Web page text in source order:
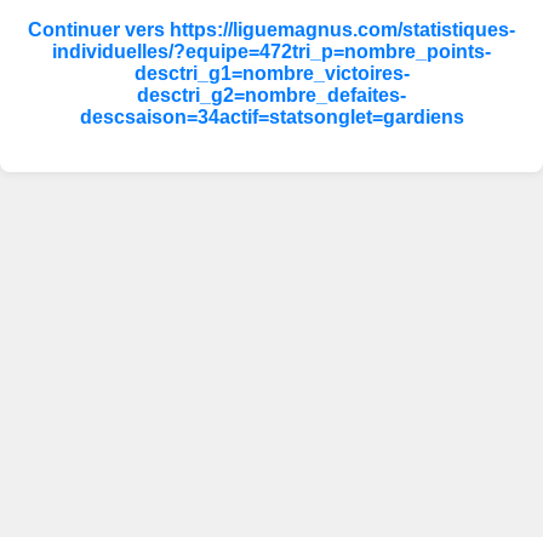
Continuer vers https://liguemagnus.com/statistiques-
individuelles/?equipe=472tri_p=nombre_points-
desctri_g1=nombre_victoires-
desctri_g2=nombre_defaites-
descsaison=34actif=statsonglet=gardiens